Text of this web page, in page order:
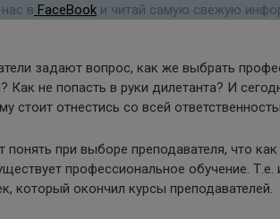
в FaceBook и читай самую свежую
задают вопрос, как же выбрать
Как не попасть в руки дилетанта? И
стоит отнестись со всей
понять при выборе преподавателя, что
профессиональное обучение.
который окончил курсы преподавателей.